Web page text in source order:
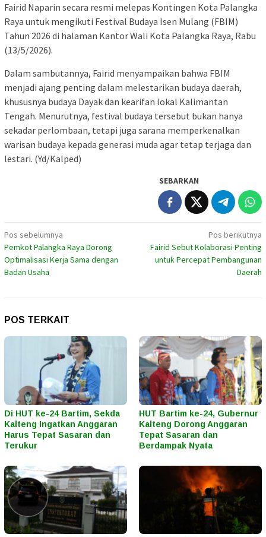
Fairid Naparin secara resmi melepas Kontingen Kota Palangka
Raya untuk mengikuti Festival Budaya Isen Mulang (FBIM)
Tahun 2026 di halaman Kantor Wali Kota Palangka Raya, Rabu
(13/5/2026).
Dalam sambutannya, Fairid menyampaikan bahwa FBIM
menjadi ajang penting dalam melestarikan budaya daerah,
khususnya budaya Dayak dan kearifan lokal Kalimantan
Tengah. Menurutnya, festival budaya tersebut bukan hanya
sekadar perlombaan, tetapi juga sarana memperkenalkan
warisan budaya kepada generasi muda agar tetap terjaga dan
lestari. (Yd/Kalped)
SEBARKAN
Navigasi
pos
Pos sebelumnya
Pemkot Palangka Raya Dorong
Optimalisasi Kerja Sama dengan
Badan Usaha
Pos berikutnya
Fairid Sebut Kolaborasi Penting
untuk Percepat Pembangunan
Daerah
POS TERKAIT
Di HUT ke-24 Bartim, Sekda
Kalteng Ingatkan Anggaran
Harus Tepat Sasaran dan
Terukur
HUT Bartim ke-24, Gubernur
Kalteng Dorong Anggaran
Tepat Sasaran dan
Berdampak Nyata